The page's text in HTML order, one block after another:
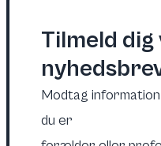
Tilmeld dig
Modtag
du er